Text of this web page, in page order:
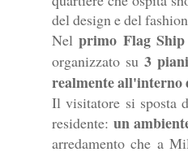
del design e del
Nelprimo Flag
organizzato su 3
realmente all'interno
Il visitatore si sposta
residente: un
arredamento che a